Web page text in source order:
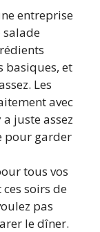
entreprise
salade
basiques, et
Les
avec
juste assez
pour garder
tous vos
soirs de
pas
le dîner.